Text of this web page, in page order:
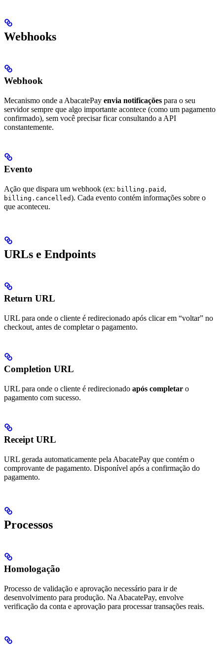
Webhooks
Webhook
Mecanismo onde a AbacatePay envia notificações para o seu
servidor sempre que algo importante acontece (como um pagamento
confirmado), sem você precisar ficar consultando a API
constantemente.
Evento
Ação que dispara um webhook (ex: billing.paid ,
billing.cancelled). Cada evento contém informações sobre o
que aconteceu.
URLs e Endpoints
Return URL
URL para onde o cliente é redirecionado após clicar em “voltar” no
checkout, antes de completar o pagamento.
Completion URL
URL para onde o cliente é redirecionado após completar o
pagamento com sucesso.
Receipt URL
URL gerada automaticamente pela AbacatePay que contém o
comprovante de pagamento. Disponível após a confirmação do
pagamento.
Processos
Homologação
Processo de validação e aprovação necessário para ir de
desenvolvimento para produção. Na AbacatePay, envolve
verificação da conta e aprovação para processar transações reais.